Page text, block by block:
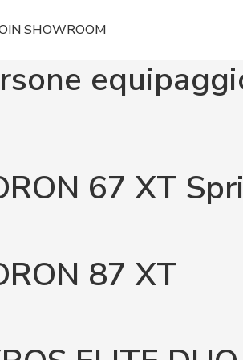
IN SHOWROOM
67 XT
87 XT